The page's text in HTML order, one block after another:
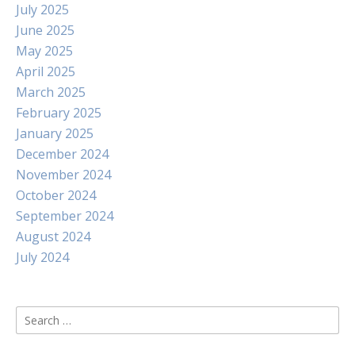
July 2025
June 2025
May 2025
April 2025
March 2025
February 2025
January 2025
December 2024
November 2024
October 2024
September 2024
August 2024
July 2024
Search
for: